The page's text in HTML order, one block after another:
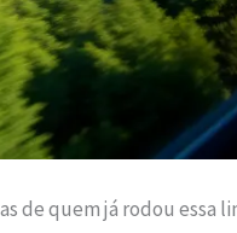
de quem já rodou essa